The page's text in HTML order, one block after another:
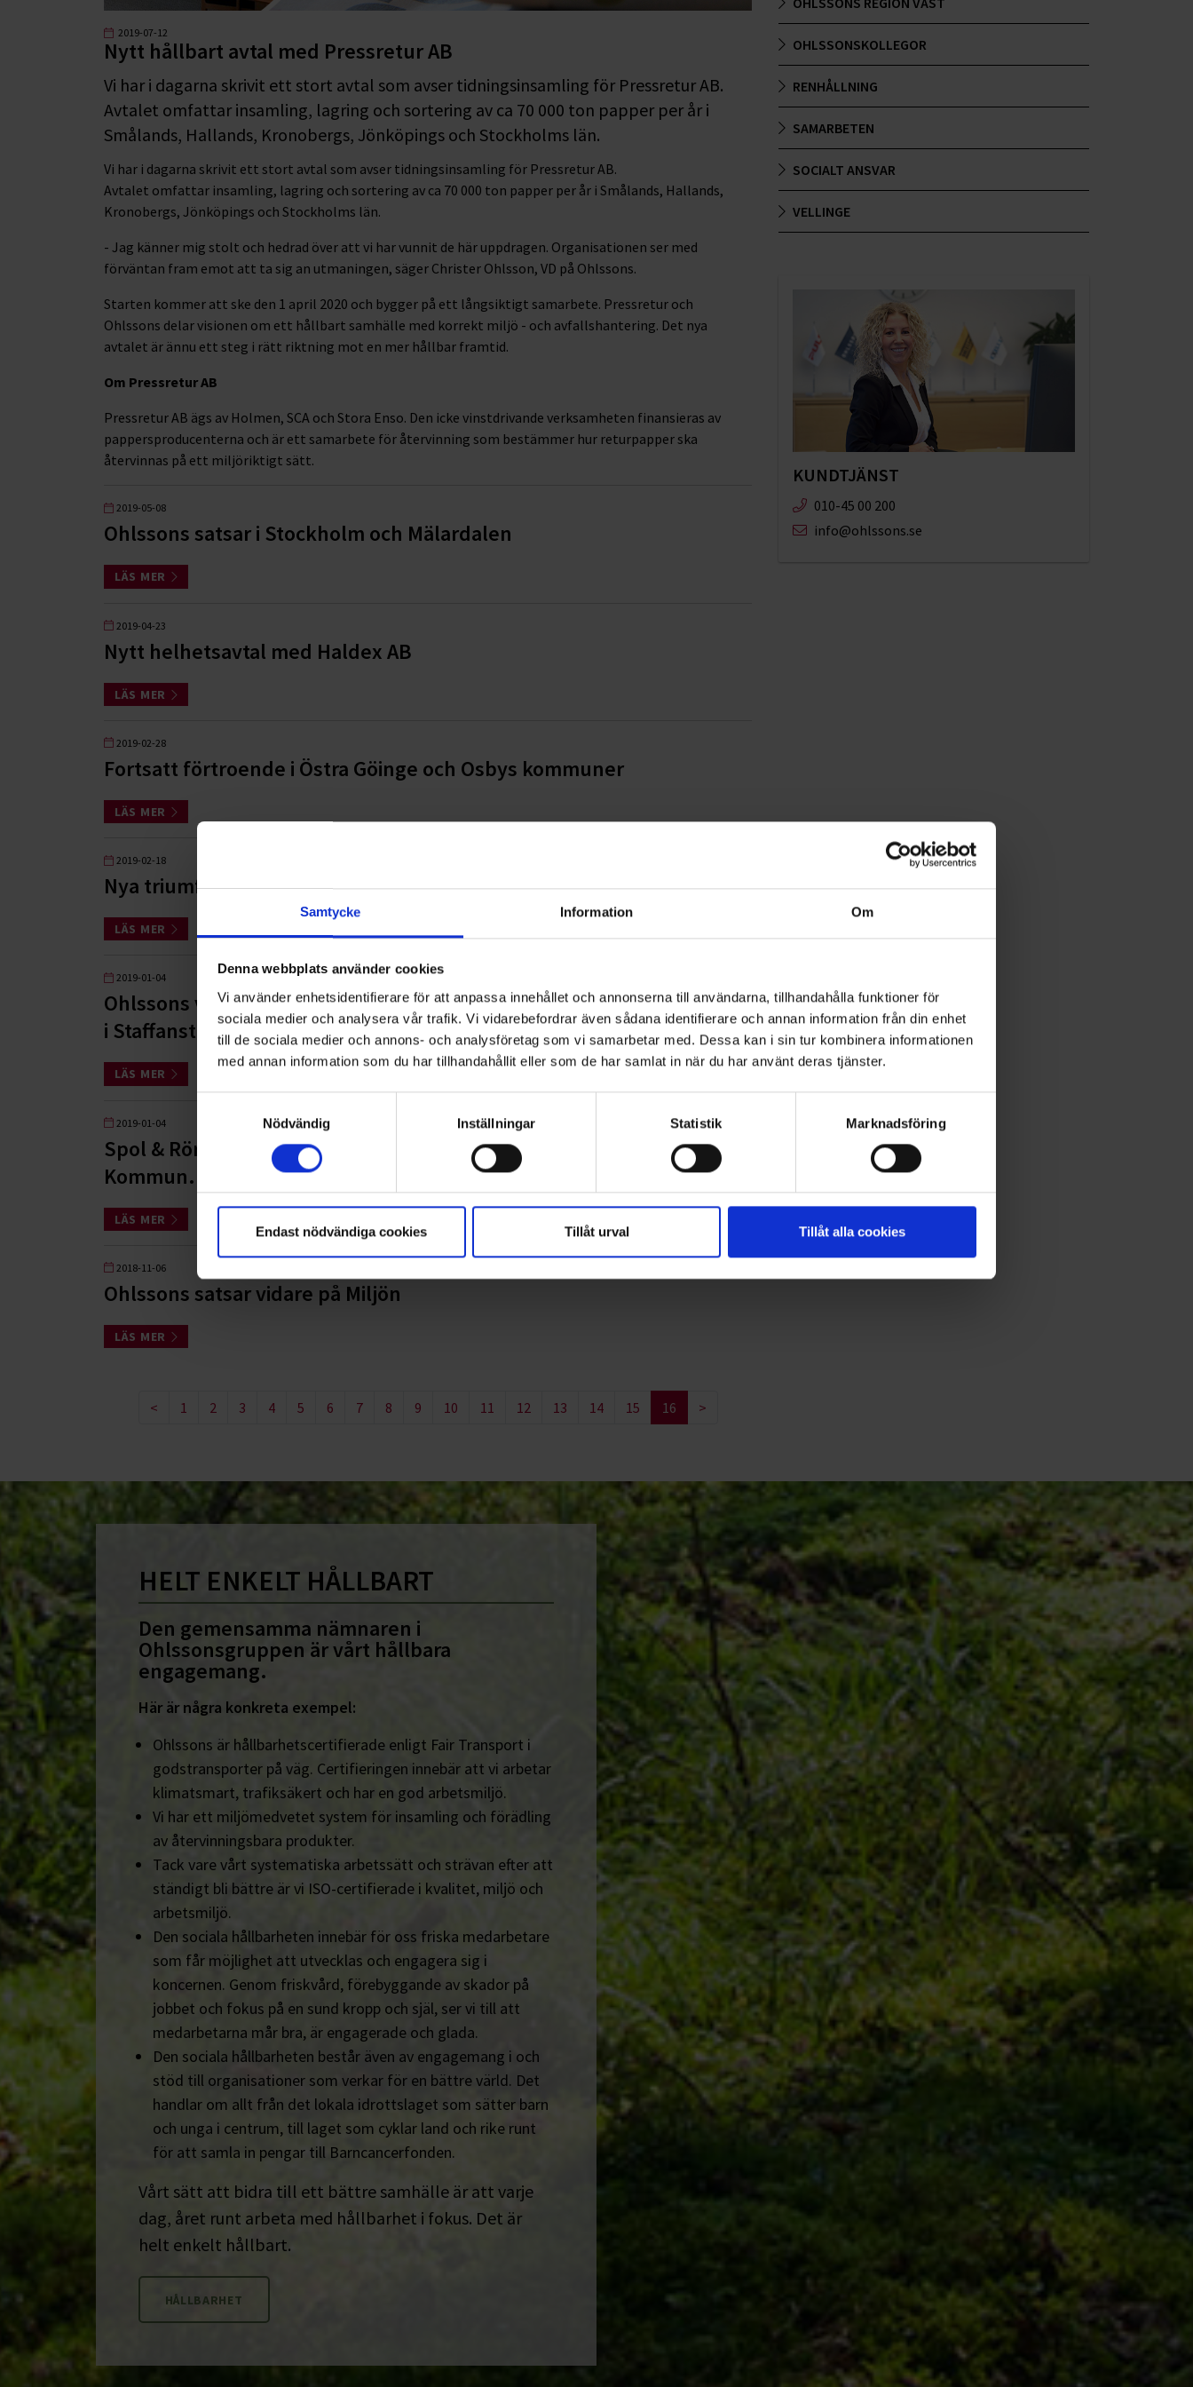
Samtycke Information Om
Denna webbplats använder cookies
Vi använder enhetsidentifierare för att anpassa innehållet och annonserna till användarna, tillhandahålla funktioner för
sociala medier och analysera vår trafik. Vi vidarebefordrar även sådana identifierare och annan information från din enhet
till de sociala medier och annons- och analysföretag som vi samarbetar med. Dessa kan i sin tur kombinera informationen
med annan information som du har tillhandahållit eller som de har samlat in när du har använt deras tjänster.
Nödvändig
Inställningar Statistik Marknadsföring
Endast nödvändiga cookies Tillåt urval Tillåt alla cookies
2019-07-12
Nytt hållbart avtal med Pressretur AB
Vi har i dagarna skrivit ett stort avtal som avser tidningsinsamling för Pressretur AB.
Avtalet omfattar insamling, lagring och sortering av ca 70 000 ton papper per år i
Smålands, Hallands, Kronobergs, Jönköpings och Stockholms län.
Vi har i dagarna skrivit ett stort avtal som avser tidningsinsamling för Pressretur AB.
Avtalet omfattar insamling, lagring och sortering av ca 70 000 ton papper per år i Smålands, Hallands,
Kronobergs, Jönköpings och Stockholms län.
- Jag känner mig stolt och hedrad över att vi har vunnit de här uppdragen. Organisationen ser med
förväntan fram emot att ta sig an utmaningen, säger Christer Ohlsson, VD på Ohlssons.
Starten kommer att ske den 1 april 2020 och bygger på ett långsiktigt samarbete. Pressretur och
Ohlssons delar visionen om ett hållbart samhälle med korrekt miljö - och avfallshantering. Det nya
avtalet är ännu ett steg i rätt riktning mot en mer hållbar framtid.
Om Pressretur AB
Pressretur AB ägs av Holmen, SCA och Stora Enso. Den icke vinstdrivande verksamheten finansieras av
pappersproducenterna och är ett samarbete för återvinning som bestämmer hur returpapper ska
återvinnas på ett miljöriktigt sätt.
2019-05-08
Ohlssons satsar i Stockholm och Mälardalen
LÄS MER
2019-04-23
Nytt helhetsavtal med Haldex AB
LÄS MER
2019-02-28
Fortsatt förtroende i Östra Göinge och Osbys kommuner
LÄS MER
2019-02-18
Nya triumfer
LÄS MER
2019-01-04
Ohlssons vann nyligen entreprenaden för insamling av hushållsavfall
i Staffanstorp.
LÄS MER
2019-01-04
Spol & Rörteknik förlänger avtal med Gelita Sweden AB och Perstorps
Kommun.
LÄS MER
2018-11-06
Ohlssons satsar vidare på Miljön
LÄS MER
< 1 2 3 4 5 6 7 8 9 10 11 12 13 14 15 16 >
OHLSSONSKOLLEGOR
RENHÅLLNING
SAMARBETEN
SOCIALT ANSVAR
VELLINGE
KUNDTJÄNST
010-45 00 200​
info@ohlssons.se
HELT ENKELT HÅLLBART
Den gemensamma nämnaren i
Ohlssonsgruppen är vårt hållbara
engagemang.
Här är några konkreta exempel:
Ohlssons är hållbarhetscertifierade enligt Fair Transport i
godstransporter på väg. Certifieringen innebär att vi arbetar
klimatsmart, trafiksäkert och har en god arbetsmiljö.
Vi har ett miljömedvetet system för insamling och förädling
av återvinningsbara produkter.
Tack vare vårt systematiska arbetssätt och strävan efter att
ständigt bli bättre är vi ISO-certifierade i kvalitet, miljö och
arbetsmiljö.
Den sociala hållbarheten innebär för oss friska medarbetare
som får möjlighet att utvecklas och engagera sig i
koncernen. Genom friskvård, förebyggande av skador på
jobbet och fokus på en sund kropp och själ, ser vi till att
medarbetarna mår bra, är engagerade och glada.
Den sociala hållbarheten består även av engagemang i och
stöd till organisationer som verkar för en bättre värld. Det
handlar om allt från det lokala idrottslaget som sätter barn
och unga i centrum, till laget som cyklar land och rike runt
för att samla in pengar till Barncancerfonden.
Vårt sätt att bidra till ett bättre samhälle är att varje
dag, året runt arbeta med hållbarhet i fokus. Det är
helt enkelt hållbart.
HÅLLBARHET